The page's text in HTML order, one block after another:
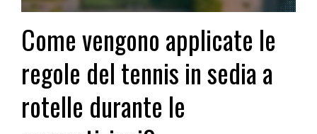
Come vengono applicate le
regole del tennis in sedia a
rotelle durante le